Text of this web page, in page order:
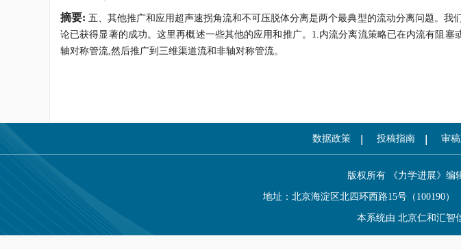
摘要: 五、其他推广和应用超声速拐角流和不可压脱体分离是两个最典型的流动分离问题。我
论已获得显著的成功。这里再概述一些其他的应用和推广。1.内流分离流策略已在内流有阻塞
轴对称管流,然后推广到三维渠道流和非轴对称管流。
数据政策 投稿指南 审
版权所有 《力学进展》编
地址：北京海淀区北四环西路15号（100190）
本系统由 北京仁和汇智